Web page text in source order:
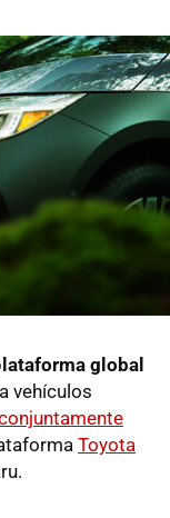
lataforma global
vehículos
Toyota